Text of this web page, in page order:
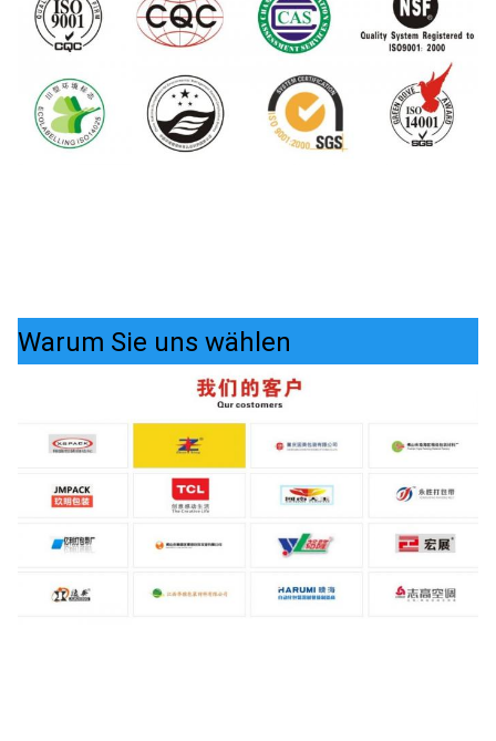
Warum Sie uns wählen